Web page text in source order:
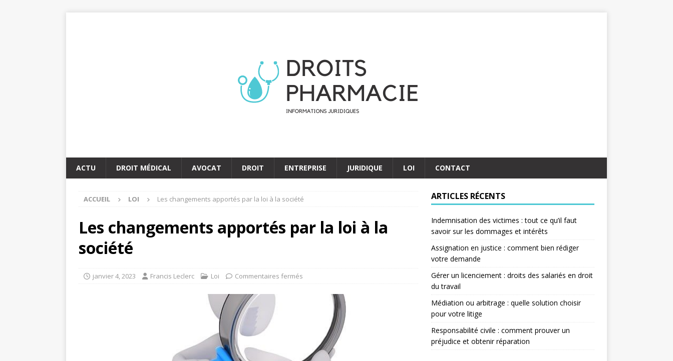
ACTU DROIT MÉDICAL AVOCAT DROIT ENTREPRISE JURIDIQUE LOI CONTACT
ACCUEIL LOI Les changements apportés par la loi à la société
Les changements apportés par la loi à la
société
janvier 4, 2023 Francis Leclerc Loi Commentaires fermés
ARTICLES RÉCENTS
Indemnisation des victimes : tout ce qu’il faut
savoir sur les dommages et intérêts
Assignation en justice : comment bien rédiger
votre demande
Gérer un licenciement : droits des salariés en droit
du travail
Médiation ou arbitrage : quelle solution choisir
pour votre litige
Responsabilité civile : comment prouver un
préjudice et obtenir réparation